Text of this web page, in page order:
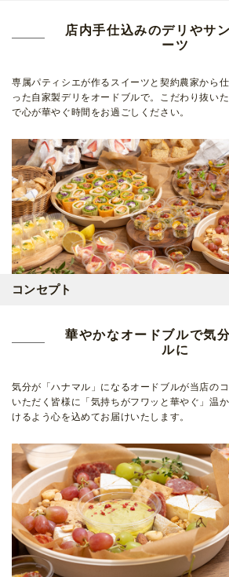
店内手仕込みのデリやサ
ーツ
専属パティシエが作るスイーツと契約農家から
った自家製デリをオードブルで。こだわり抜い
で心が華やぐ時間をお過ごしください。
コンセプト
華やかなオードブルで気
ルに
気分が「ハナマル」になるオードブルが当店の
いただく皆様に「気持ちがフワッと華やぐ」温
けるよう心を込めてお届けいたします。